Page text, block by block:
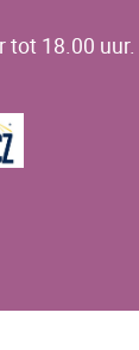
tot 18.00 uur.